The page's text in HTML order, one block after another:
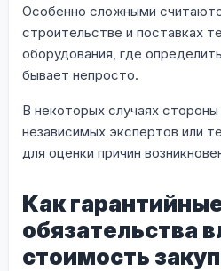
Особенно сложными
строительстве и поставках
оборудования, где
бывает непросто.
В некоторых случаях
независимых экспертов или
для оценки причин
Как
обязательства
стоимость